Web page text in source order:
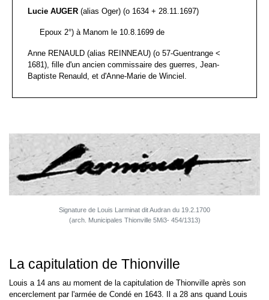
Lucie AUGER (alias Oger) (o 1634 + 28.11.1697)
Epoux 2°) à Manom le 10.8.1699 de
Anne RENAULD (alias REINNEAU) (o 57-Guentrange <
1681), fille d'un ancien commissaire des guerres, Jean-
Baptiste Renauld, et d'Anne-Marie de Winciel.
Signature de Louis Larminat dit Audran du 19.2.1700
(arch. Municipales Thionville 5Mi3- 454/1313)
La capitulation de Thionville
Louis a 14 ans au moment de la capitulation de Thionville après son
encerclement par l'armée de Condé en 1643. Il a 28 ans quand Louis